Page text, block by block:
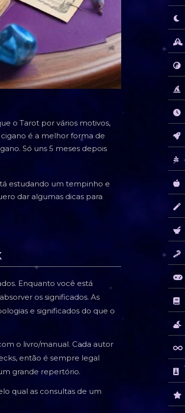
o Tarot por vários motivos,
é a melhor forma de
Só uns 5 meses depois
estudando um tempinho e
dar algumas dicas para
Enquanto você está
os significados. As
e significados do que o
o livro/manual. Cada autor
então é sempre legal
grande repertório.
qual as consultas de um